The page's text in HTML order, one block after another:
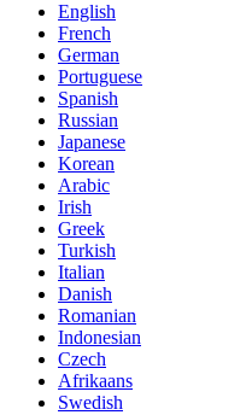
English
French
German
Portuguese
Spanish
Russian
Japanese
Korean
Arabic
Irish
Greek
Turkish
Italian
Danish
Romanian
Indonesian
Czech
Afrikaans
Swedish